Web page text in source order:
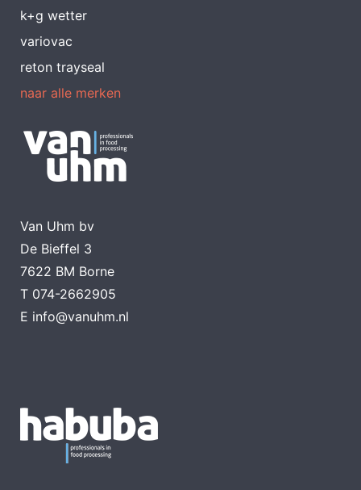
k+g wetter
variovac
reton trayseal
naar alle merken
Van Uhm bv
De Bieffel 3
7622 BM Borne
T 074-2662905
E info@vanuhm.nl